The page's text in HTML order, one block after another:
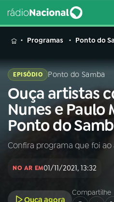
MENU
Buscar
na
Rádio
Nacional
AO
Programas Ponto do
EPISÓDIO Ponto do Samba
Ouça artistas
Nunes e Paulo
Ponto do
Confira programa que foi
NO AR EM01/11/2021, 13:32
Ouça agora
Compartilhe